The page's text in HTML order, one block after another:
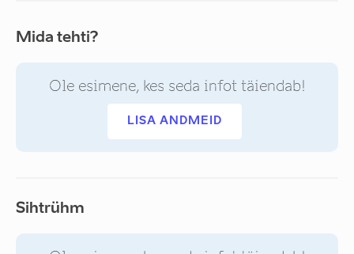
Mida tehti?
Ole esimene, kes seda infot täiendab!
LISA ANDMEID
Sihtrühm